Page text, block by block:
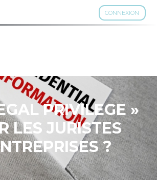
CONNEXION
PRIVILEGE »
LES JURISTES
?